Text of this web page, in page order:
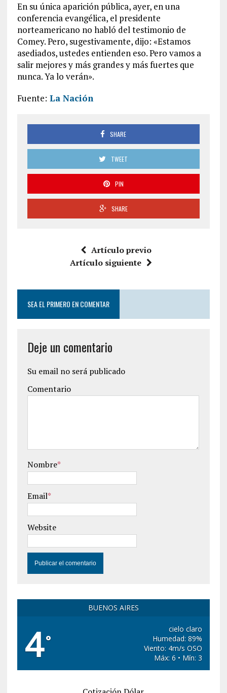
En su única aparición pública, ayer, en una
conferencia evangélica, el presidente
norteamericano no habló del testimonio de
Comey. Pero, sugestivamente, dijo: «Estamos
asediados, ustedes entienden eso. Pero vamos a
salir mejores y más grandes y más fuertes que
nunca. Ya lo verán».
Fuente: La Nación
SHARE
TWEET
PIN
SHARE
Artículo previo
Artículo siguiente
SEA EL PRIMERO EN COMENTAR
Deje un comentario
Su email no será publicado
Comentario
Nombre*
Email*
Website
BUENOS AIRES
4°
cielo claro
Humedad: 89%
Viento: 4m/s OSO
Máx: 6 • Mín: 3